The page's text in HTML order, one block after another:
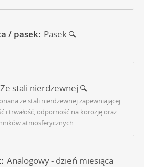
/ pasek: Pasek
Ze stali nierdzewnej
ze stali nierdzewnej zapewniającej
i trwałość, odporność na korozję oraz
atmosferycznych.
Analogowy - dzień miesiąca